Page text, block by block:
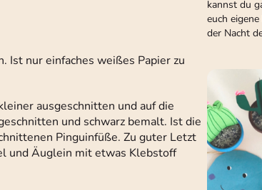
Ist nur einfaches weißes Papier zu
ausgeschnitten und auf die
und schwarz bemalt. Ist die
Pinguinfüße. Zu guter Letzt
und Äuglein mit etwas Klebstoff
kannst du
euch
der Nacht